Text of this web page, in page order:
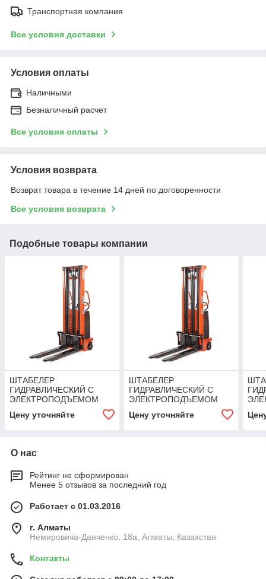
Транспортная компания
Все условия доставки
Условия оплаты
Наличными
Безналичный расчет
Все условия оплаты
Условия возврата
Возврат товара в течение 14 дней по договоренности
Все условия возврата
Подобные товары компании
ШТАБЕЛЕР
ГИДРАВЛИЧЕСКИЙ С
ЭЛЕКТРОПОДЪЕМОМ
(CTD)
Цену уточняйте
ШТАБЕЛЕР
ГИДРАВЛИЧЕСКИЙ С
ЭЛЕКТРОПОДЪЕМОМ
(CTD)
Цену уточняйте
О нас
Рейтинг не сформирован
Менее 5 отзывов за последний год
Работает с 01.03.2016
г. Алматы
Немировича-Данченко, 18а, Алматы, Казахстан
Контакты